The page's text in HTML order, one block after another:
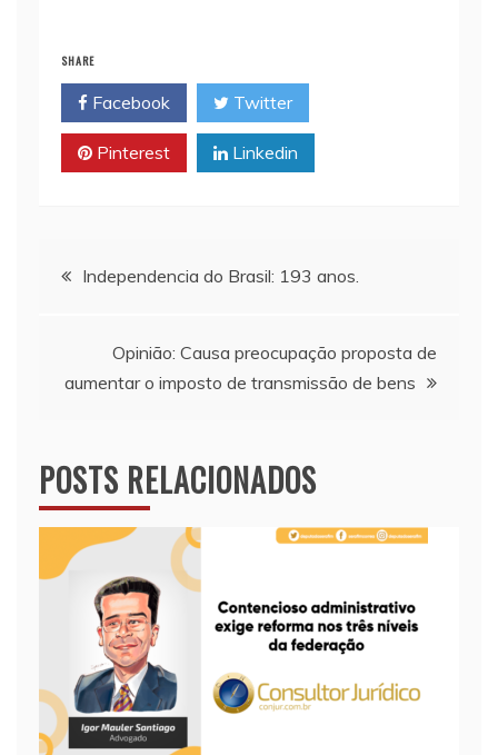
A
p
p
i
n
k
SHARE
Facebook Twitter
Pinterest Linkedin
Navegação
Post
Independencia do Brasil: 193 anos.
Opinião: Causa preocupação proposta de
aumentar o imposto de transmissão de bens
POSTS RELACIONADOS